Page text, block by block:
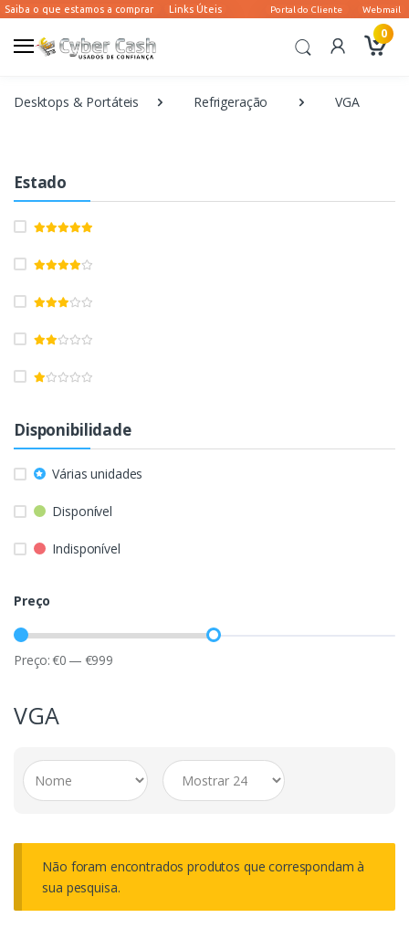
0
Desktops & Portáteis Refrigeração VGA
Estado
Disponibilidade
Várias unidades
Disponível
Indisponível
Preço
Preço:€0 — €999
VGA
Não foram encontrados produtos que correspondam à
sua pesquisa.